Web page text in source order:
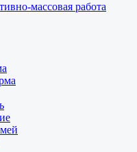
массовая работа